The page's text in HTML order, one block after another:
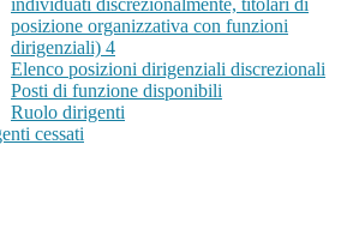
individuati discrezionalmente, titolari di
posizione organizzativa con funzioni
dirigenziali) 4
Elenco posizioni dirigenziali discrezionali
Posti di funzione disponibili
Ruolo dirigenti
cessati